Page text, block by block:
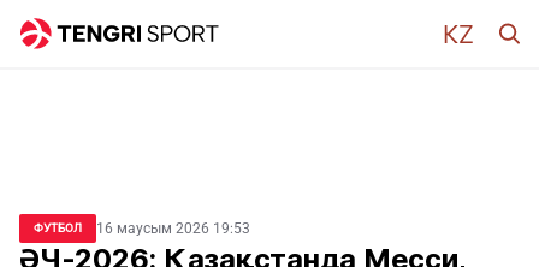
ФУТБОЛ 16 маусым 2026 19:53
ӘЧ-2026: Қазақстанда Месси,